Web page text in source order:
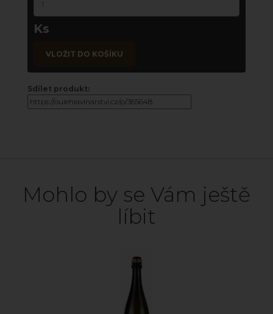
Ks
VLOŽIT DO KOŠÍKU
Sdílet produkt:
Mohlo by se Vám ještě
líbit